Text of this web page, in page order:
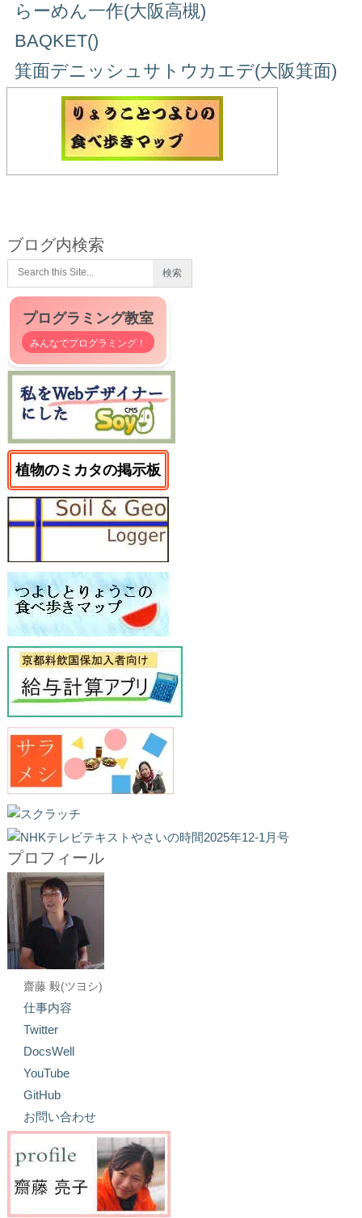
らーめん一作(大阪高槻)
BAQKET()
箕面デニッシュサトウカエデ(大阪箕面)
ブログ内検索
プログラミング教室
みんなでプログラミング！
植物のミカタの掲示板
プロフィール
齋藤 毅(ツヨシ)
仕事内容
Twitter
DocsWell
YouTube
GitHub
お問い合わせ